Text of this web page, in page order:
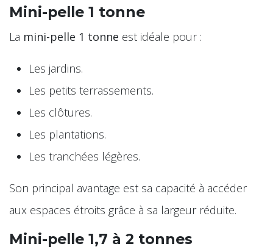
Mini-pelle 1 tonne
La mini-pelle 1 tonne est idéale pour :
Les jardins.
Les petits terrassements.
Les clôtures.
Les plantations.
Les tranchées légères.
Son principal avantage est sa capacité à accéder
aux espaces étroits grâce à sa largeur réduite.
Mini-pelle 1,7 à 2 tonnes